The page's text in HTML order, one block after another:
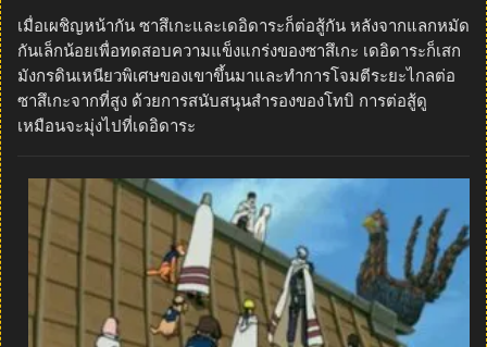
เมื่อเผชิญหน้ากัน ซาสึเกะและเดอิดาระก็ต่อสู้กัน หลังจากแลกหมัด
กันเล็กน้อยเพื่อทดสอบความแข็งแกร่งของซาสึเกะ เดอิดาระก็เสก
มังกรดินเหนียวพิเศษของเขาขึ้นมาและทำการโจมตีระยะไกลต่อ
ซาสึเกะจากที่สูง ด้วยการสนับสนุนสำรองของโทบิ การต่อสู้ดู
เหมือนจะมุ่งไปที่เดอิดาระ